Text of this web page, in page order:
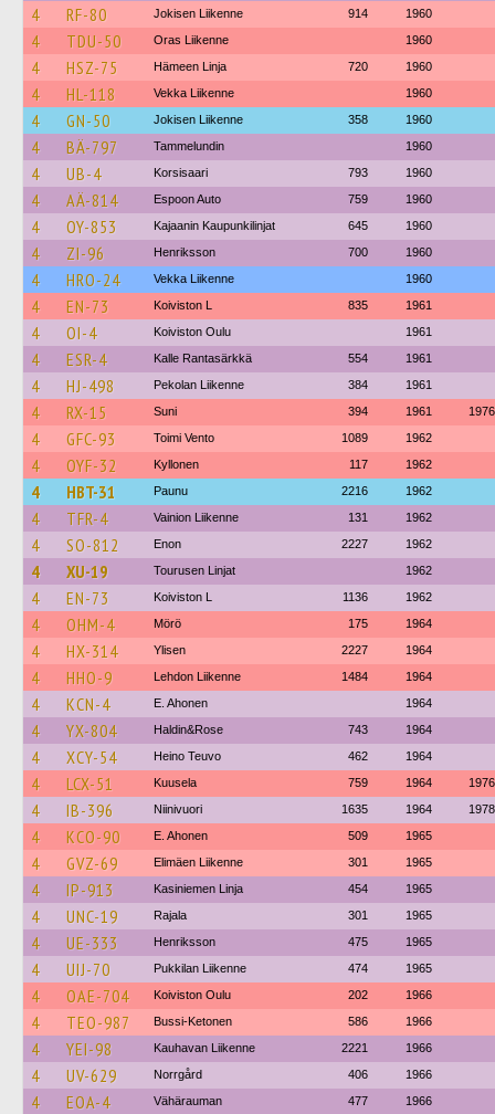
4 RF-80 Jokisen Liikenne 914 1960
4 TDU-50 Oras Liikenne 1960
4 HSZ-75 Hämeen Linja 720 1960
4 HL-118 Vekka Liikenne 1960
4 GN-50 Jokisen Liikenne 358 1960
4 BÄ-797 Tammelundin 1960
4 UB-4 Korsisaari 793 1960
4 AÄ-814 Espoon Auto 759 1960
4 OY-853 Kajaanin Kaupunkilinjat 645 1960
4 ZI-96 Henriksson 700 1960
4 HRO-24 Vekka Liikenne 1960
4 EN-73 Koiviston L 835 1961
4 OI-4 Koiviston Oulu 1961
4 ESR-4 Kalle Rantasärkkä 554 1961
4 HJ-498 Pekolan Liikenne 384 1961
4 RX-15 Suni 394 1961 1976
4 GFC-93 Toimi Vento 1089 1962
4 OYF-32 Kyllonen 117 1962
4 HBT-31 Paunu 2216 1962
4 TFR-4 Vainion Liikenne 131 1962
4 SO-812 Enon 2227 1962
4 XU-19 Tourusen Linjat 1962
4 EN-73 Koiviston L 1136 1962
4 OHM-4 Mörö 175 1964
4 HX-314 Ylisen 2227 1964
4 HHO-9 Lehdon Liikenne 1484 1964
4 KCN-4 E. Ahonen 1964
4 YX-804 Haldin&Rose 743 1964
4 XCY-54 Heino Teuvo 462 1964
4 LCX-51 Kuusela 759 1964 1976
4 IB-396 Niinivuori 1635 1964 1978
4 KCO-90 E. Ahonen 509 1965
4 GVZ-69 Elimäen Liikenne 301 1965
4 IP-913 Kasiniemen Linja 454 1965
4 UNC-19 Rajala 301 1965
4 UE-333 Henriksson 475 1965
4 UIJ-70 Pukkilan Liikenne 474 1965
4 OAE-704 Koiviston Oulu 202 1966
4 TEO-987 Bussi-Ketonen 586 1966
4 YEI-98 Kauhavan Liikenne 2221 1966
4 UV-629 Norrgård 406 1966
4 EOA-4 Vähärauman 477 1966